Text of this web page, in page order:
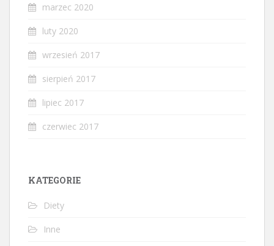
marzec 2020
luty 2020
wrzesień 2017
sierpień 2017
lipiec 2017
czerwiec 2017
KATEGORIE
Diety
Inne